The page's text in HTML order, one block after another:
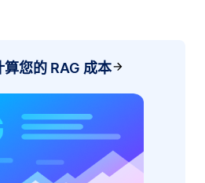
您的 RAG 成本